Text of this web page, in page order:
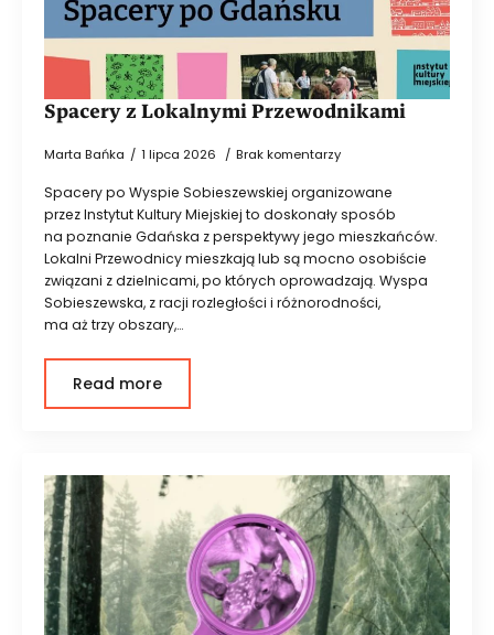
Spacery z Lokalnymi Przewodnikami
Marta Bańka 1 lipca 2026 Brak komentarzy
Spacery po Wyspie Sobieszewskiej organizowane
przez Instytut Kultury Miejskiej to doskonały sposób
na poznanie Gdańska z perspektywy jego mieszkańców.
Lokalni Przewodnicy mieszkają lub są mocno osobiście
związani z dzielnicami, po których oprowadzają. Wyspa
Sobieszewska, z racji rozległości i różnorodności,
ma aż trzy obszary,…
Read more